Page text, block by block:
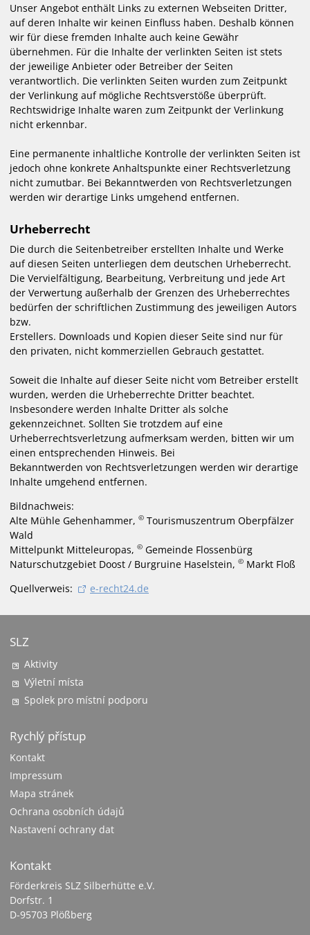
Unser Angebot enthält Links zu externen Webseiten Dritter,
auf deren Inhalte wir keinen Einfluss haben. Deshalb können
wir für diese fremden Inhalte auch keine Gewähr
übernehmen. Für die Inhalte der verlinkten Seiten ist stets
der jeweilige Anbieter oder Betreiber der Seiten
verantwortlich. Die verlinkten Seiten wurden zum Zeitpunkt
der Verlinkung auf mögliche Rechtsverstöße überprüft.
Rechtswidrige Inhalte waren zum Zeitpunkt der Verlinkung
nicht erkennbar.
Eine permanente inhaltliche Kontrolle der verlinkten Seiten ist
jedoch ohne konkrete Anhaltspunkte einer Rechtsverletzung
nicht zumutbar. Bei Bekanntwerden von Rechtsverletzungen
werden wir derartige Links umgehend entfernen.
Urheberrecht
Die durch die Seitenbetreiber erstellten Inhalte und Werke
auf diesen Seiten unterliegen dem deutschen Urheberrecht.
Die Vervielfältigung, Bearbeitung, Verbreitung und jede Art
der Verwertung außerhalb der Grenzen des Urheberrechtes
bedürfen der schriftlichen Zustimmung des jeweiligen Autors
bzw.
Erstellers. Downloads und Kopien dieser Seite sind nur für
den privaten, nicht kommerziellen Gebrauch gestattet.
Soweit die Inhalte auf dieser Seite nicht vom Betreiber erstellt
wurden, werden die Urheberrechte Dritter beachtet.
Insbesondere werden Inhalte Dritter als solche
gekennzeichnet. Sollten Sie trotzdem auf eine
Urheberrechtsverletzung aufmerksam werden, bitten wir um
einen entsprechenden Hinweis. Bei
Bekanntwerden von Rechtsverletzungen werden wir derartige
Inhalte umgehend entfernen.
Bildnachweis:
Alte Mühle Gehenhammer, © Tourismuszentrum Oberpfälzer
Wald
Mittelpunkt Mitteleuropas, © Gemeinde Flossenbürg
Naturschutzgebiet Doost / Burgruine Haselstein, © Markt Floß
Quellverweis:
e-recht24.de
SLZ
Aktivity
Výletní místa
Spolek pro místní podporu
Rychlý přístup
Kontakt
Impressum
Mapa stránek
Ochrana osobních údajů
Nastavení ochrany dat
Kontakt
Förderkreis SLZ Silberhütte e.V.
Dorfstr. 1
D-95703 Plößberg